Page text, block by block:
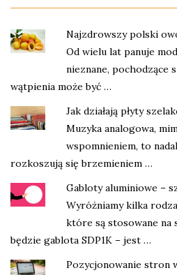
Najzdrowszy polski
Od wielu lat panuje
nieznane, pochodzące
wątpienia może być …
Jak działają płyty
Muzyka analogowa,
wspomnieniem, to
rozkoszują się brzemieniem …
Gabloty aluminiowe –
Wyróżniamy kilka
które są stosowane na
będzie gablota SDP1K – jest …
Pozycjonowanie stron